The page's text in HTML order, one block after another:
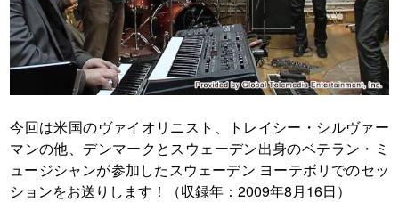
今回は米国のヴァイオリニスト、トレイシー・シルヴァー
マンの他、デンマークとスウェーデン出身のベテラン・ミ
ュージシャンが参加したスウェーデン ヨーテボリでのセッ
ションをお送りします！（収録年：2009年8月16日）